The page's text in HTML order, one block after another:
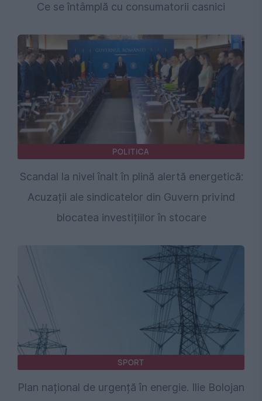
Ce se întâmplă cu consumatorii casnici
POLITICA
Scandal la nivel înalt în plină alertă energetică:
Acuzații ale sindicatelor din Guvern privind
blocatea investițiilor în stocare
SPORT
Plan național de urgență în energie. Ilie Bolojan